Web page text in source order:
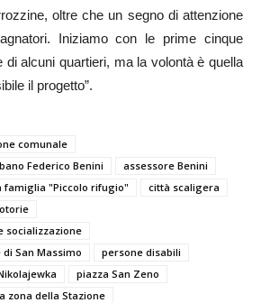
oltre che un segno di attenzione
Iniziamo con le prime cinque
di alcuni quartieri, ma la volontà è quella
il progetto”.
comunale
Federico Benini
assessore Benini
famiglia "Piccolo rifugio"
città scaligera
socializzazione
San Massimo
persone disabili
piazza San Zeno
zona della Stazione